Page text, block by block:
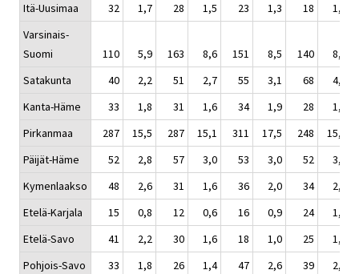
Itä-Uusimaa
32 1,7 28 1,5 23 1,3 18
1,1
Varsinais-
Suomi
110 5,9 163 8,6 151 8,5 140
8,5
Satakunta
40 2,2 51 2,7 55 3,1 68
4,2
Kanta-Häme
33 1,8 31 1,6 34 1,9 28
1,7
Pirkanmaa
287 15,5 287 15,1 311 17,5 248
15,1
Päijät-Häme
52 2,8 57 3,0 53 3,0 52
3,2
Kymenlaakso
48 2,6 31 1,6 36 2,0 34
2,1
Etelä-Karjala
15 0,8 12 0,6 16 0,9 24
1,5
Etelä-Savo
41 2,2 30 1,6 18 1,0 25
1,5
Pohjois-Savo
33 1,8 26 1,4 47 2,6 39
2,4